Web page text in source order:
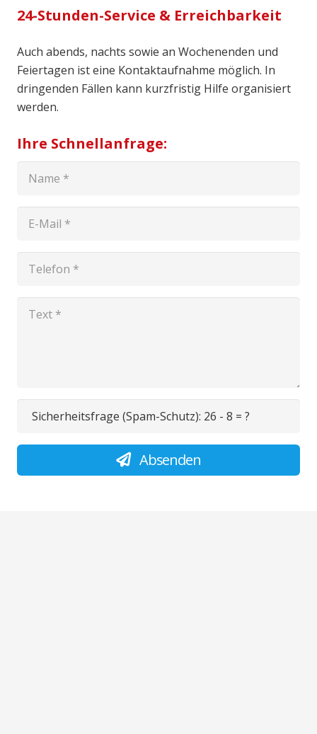
24-Stunden-Service & Erreichbarkeit
Auch abends, nachts sowie an Wochenenden und
Feiertagen ist eine Kontaktaufnahme möglich. In
dringenden Fällen kann kurzfristig Hilfe organisiert
werden.
Ihre Schnellanfrage:
Sicherheitsfrage (Spam-Schutz): 26 - 8 = ?
Absenden